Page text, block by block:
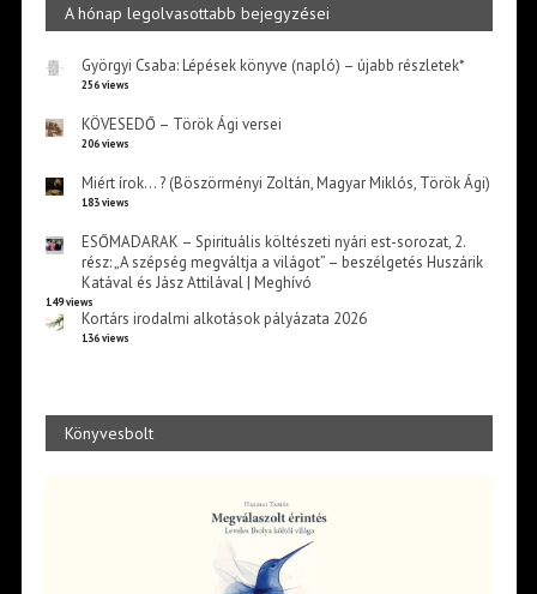
A hónap legolvasottabb bejegyzései
Györgyi Csaba: Lépések könyve (napló) – újabb részletek*
256 views
KÖVESEDŐ – Török Ági versei
206 views
Miért írok… ? (Böszörményi Zoltán, Magyar Miklós, Török Ági)
183 views
ESŐMADARAK – Spirituális költészeti nyári est-sorozat, 2.
rész: „A szépség megváltja a világot” – beszélgetés Huszárik
Katával és Jász Attilával | Meghívó
149 views
Kortárs irodalmi alkotások pályázata 2026
136 views
Könyvesbolt